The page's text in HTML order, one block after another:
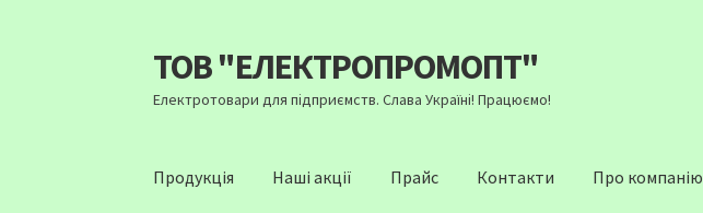
Перейти
до
навігації
Перейти
до
вмісту
ТОВ "ЕЛЕКТРОПРОМОПТ"
Електротовари для підприємств. Слава Україні! Працюємо!
Продукція Наші акції Прайс Контакти Про компанію